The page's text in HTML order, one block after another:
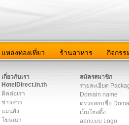
แหล่งท่องเที่ยว ร้านอาหาร กิจกรร
เกี่ยวกับเรา
HotelDirect.in.th
ติดต่อเรา
ข่าวสาร
แผนผัง
โฆษณา
สมัครสมาชิก
รายละเอียด
Domain name
ตรวจสอบชื่อ
เว็บโฮสติ้ง
ออกแบบ Logo